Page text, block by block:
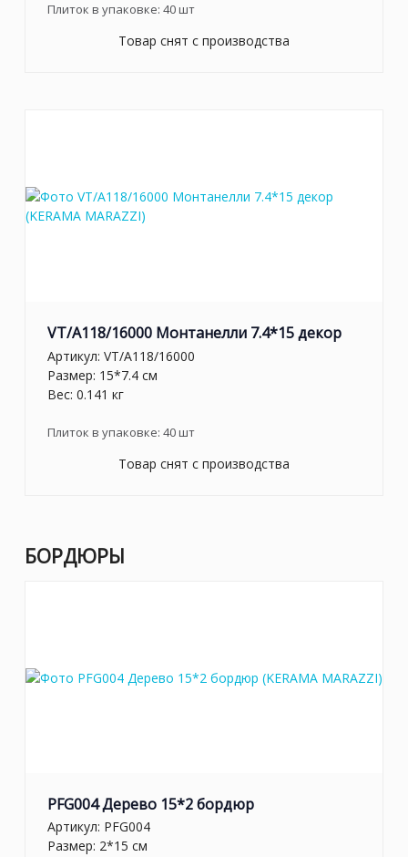
Плиток в упаковке: 40шт
Товар снят с производства
VT/A118/16000 Монтанелли 7.4*15 декор
Артикул: VT/A118/16000
Размер: 15*7.4 см
Вес: 0.141 кг
Плиток в упаковке: 40шт
Товар снят с производства
БОРДЮРЫ
PFG004 Дерево 15*2 бордюр
Артикул: PFG004
Размер: 2*15 см